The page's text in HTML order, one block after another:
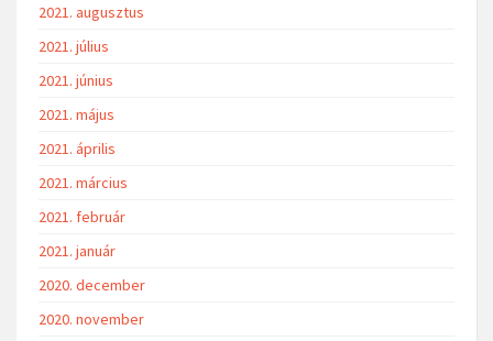
2021. augusztus
2021. július
2021. június
2021. május
2021. április
2021. március
2021. február
2021. január
2020. december
2020. november